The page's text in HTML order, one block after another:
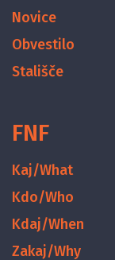
Novice
Obvestilo
Stališče
FNF
Kaj/What
Kdo/Who
Kdaj/When
Zakaj/Why